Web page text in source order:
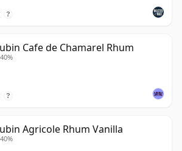
?
Cafe de Chamarel Rhum
?
Agricole Rhum Vanilla